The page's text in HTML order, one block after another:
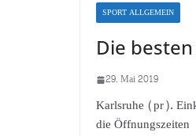
SPORT ALLGEMEIN
Die
29. Mai 2019
Karlsruhe (pr).
die Öffnungszeiten